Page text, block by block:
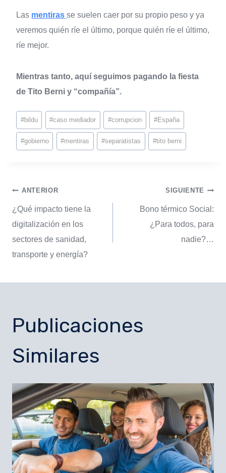
Las mentiras se suelen caer por su propio peso y ya
veremos quién ríe el último, porque quién ríe el último,
ríe mejor.
Mientras tanto, aquí seguimos pagando la fiesta
de Tito Berni y “compañía”.
#bildu #caso mediador #corrupcion #España
#gobierno #mentiras #separatistas #tito berni
ANTERIOR
¿Qué impacto tiene la
digitalización en los
sectores de sanidad,
transporte y energía?
SIGUIENTE
Bono térmico Social:
¿Para todos, para
nadie?…
Publicaciones
Similares